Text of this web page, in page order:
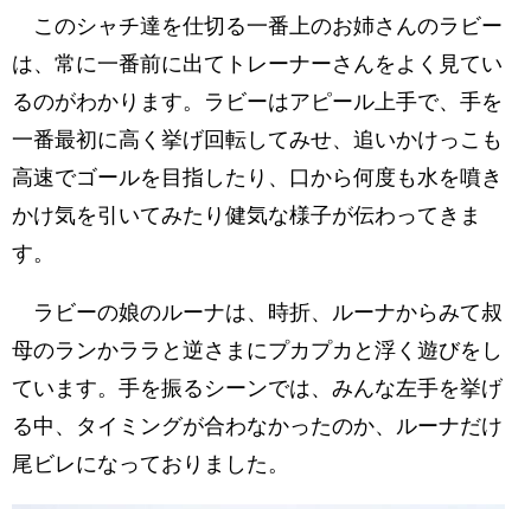
このシャチ達を仕切る一番上のお姉さんのラビー
は、常に一番前に出てトレーナーさんをよく見てい
るのがわかります。ラビーはアピール上手で、手を
一番最初に高く挙げ回転してみせ、追いかけっこも
高速でゴールを目指したり、口から何度も水を噴き
かけ気を引いてみたり健気な様子が伝わってきま
す。
ラビーの娘のルーナは、時折、ルーナからみて叔
母のランかララと逆さまにプカプカと浮く遊びをし
ています。手を振るシーンでは、みんな左手を挙げ
る中、タイミングが合わなかったのか、ルーナだけ
尾ビレになっておりました。